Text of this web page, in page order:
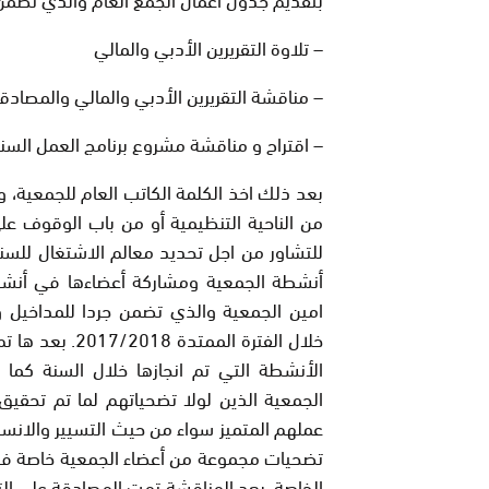
– تلاوة التقريرين الأدبي والمالي
– مناقشة التقريرين الأدبي والمالي
– اقتراح و مناقشة مشروع برنامج العمل السنوي لسنة 2018-
بعد ذلك اخذ الكلمة الكاتب العام
من الناحية التنظيمية أو من باب
للتشاور من اجل تحديد معالم الاشتغال
أنشطة الجمعية ومشاركة أعضاءها في
امين الجمعية والذي تضمن جردا
خلال الفترة
الأنشطة التي تم انجازها خلال السنة
الجمعية الذين لولا تضحياتهم لما تم
عملهم المتميز سواء من حيث التسيير
تضحيات مجموعة من أعضاء الجمعية خاصة